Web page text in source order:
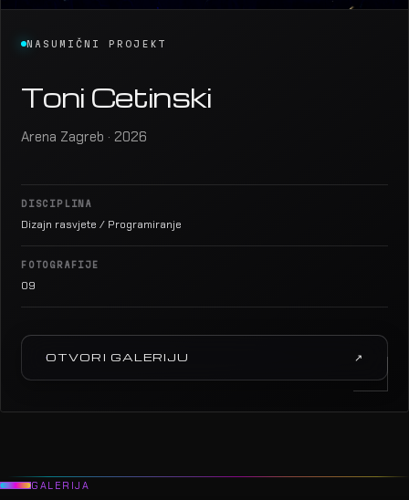
NASUMIČNI PROJEKT
Toni Cetinski
Arena Zagreb · 2026
DISCIPLINA
Dizajn rasvjete / Programiranje
FOTOGRAFIJE
09
OTVORI GALERIJU ↗
GALERIJA